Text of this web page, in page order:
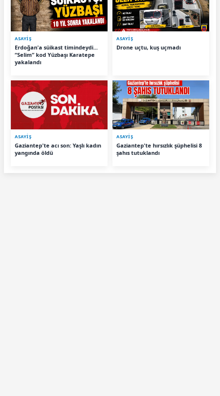
ASAYİŞ
Erdoğan'a süikast timindeydi...
“Selim” kod Yüzbaşı Karatepe
yakalandı
ASAYİŞ
Drone uçtu, kuş uçmadı
ASAYİŞ
Gaziantep'te acı son: Yaşlı kadın
yangında öldü
ASAYİŞ
Gaziantep'te hırsızlık şüphelisi 8
şahıs tutuklandı